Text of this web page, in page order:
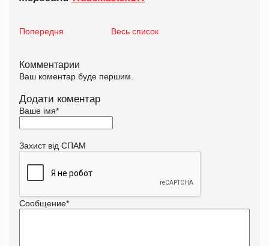
Попередня Весь список
Комментарии
Ваш коментар буде першим.
Додати коментар
Ваше імя*
Захист від СПАМ
Сообщение*